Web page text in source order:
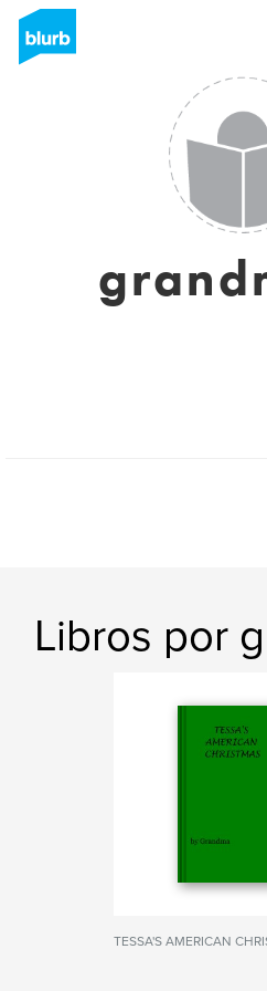
Libros por
TESSA'S AMERICAN